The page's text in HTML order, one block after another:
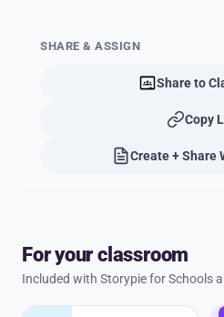
SHARE & ASSIGN
Share to
Copy
Create + Share
For your classroom
Included with Storypie for Schools